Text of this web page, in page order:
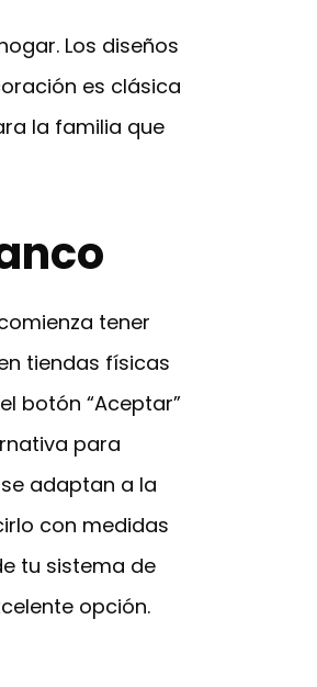
Los diseños
es clásica
la familia que
tener
tiendas físicas
botón “Aceptar”
para
adaptan a la
con medidas
tu sistema de
opción.